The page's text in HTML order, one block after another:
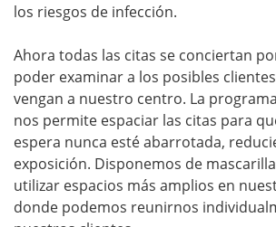
los riesgos de infección.
Ahora todas las citas se conciertan
poder examinar a los posibles
vengan a nuestro centro. La
nos permite espaciar las citas para
espera nunca esté abarrotada,
exposición. Disponemos de
utilizar espacios más amplios en
donde podemos reunirnos